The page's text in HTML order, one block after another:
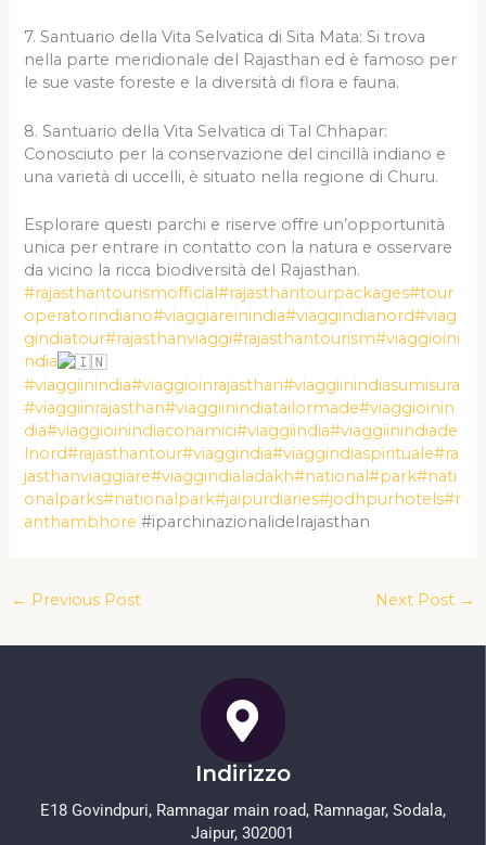
7. Santuario della Vita Selvatica di Sita Mata: Si trova
nella parte meridionale del Rajasthan ed è famoso per
le sue vaste foreste e la diversità di flora e fauna.
8. Santuario della Vita Selvatica di Tal Chhapar:
Conosciuto per la conservazione del cincillà indiano e
una varietà di uccelli, è situato nella regione di Churu.
Esplorare questi parchi e riserve offre un’opportunità
unica per entrare in contatto con la natura e osservare
da vicino la ricca biodiversità del Rajasthan.
#rajasthantourismofficial#rajasthantourpackages#tour
operatorindiano#viaggiareinindia#viaggindianord#viag
gindiatour#rajasthanviaggi#rajasthantourism#viaggioini
ndia
#viaggiinindia#viaggioinrajasthan#viaggiinindiasumisura
#viaggiinrajasthan#viaggiinindiatailormade#viaggioinin
dia#viaggioinindiaconamici#viaggiindia#viaggiinindiade
lnord#rajasthantour#viaggindia#viaggindiaspirituale#ra
jasthanviaggiare#viaggindialadakh#national#park#nati
onalparks#nationalpark#jaipurdiaries#jodhpurhotels#r
anthambhore #iparchinazionalidelrajasthan
← Previous Post Next Post →
Indirizzo
E18 Govindpuri, Ramnagar main road, Ramnagar, Sodala,
Jaipur, 302001